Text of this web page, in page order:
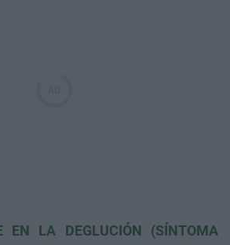
EN LA DEGLUCIÓN (SÍNTOMA